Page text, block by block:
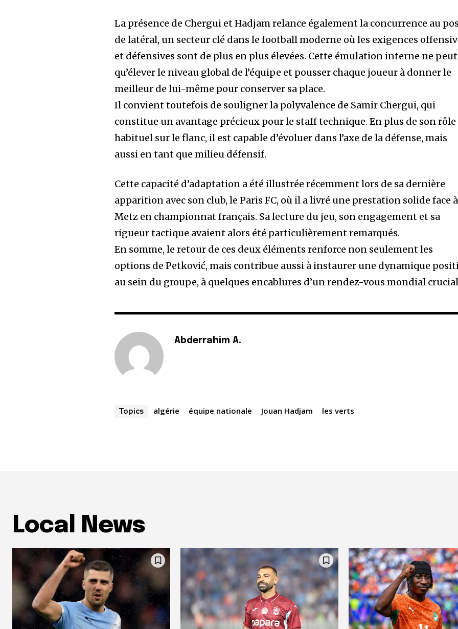
La présence de Chergui et Hadjam relance également la concurrence au
de latéral, un secteur clé dans le football moderne où les exigences
et défensives sont de plus en plus élevées. Cette émulation interne ne peut
qu’élever le niveau global de l’équipe et pousser chaque joueur à donner le
meilleur de lui-même pour conserver sa place.
Il convient toutefois de souligner la polyvalence de Samir Chergui, qui
constitue un avantage précieux pour le staff technique. En plus de son rôle
habituel sur le flanc, il est capable d’évoluer dans l’axe de la défense, mais
aussi en tant que milieu défensif.
Cette capacité d’adaptation a été illustrée récemment lors de sa dernière
apparition avec son club, le Paris FC, où il a livré une prestation solide face à
Metz en championnat français. Sa lecture du jeu, son engagement et sa
rigueur tactique avaient alors été particulièrement remarqués.
En somme, le retour de ces deux éléments renforce non seulement les
options de Petković, mais contribue aussi à instaurer une dynamique
au sein du groupe, à quelques encablures d’un rendez-vous mondial
Abderrahim A.
Topics algérie équipe nationale Jouan Hadjam les verts
Local News